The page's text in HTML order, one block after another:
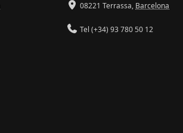
08221 Terrassa, Barcelona
Tel (+34) 93 780 50 12